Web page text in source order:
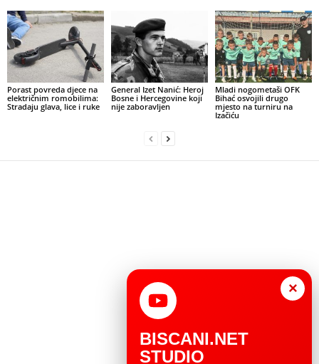
Porast povreda djece na
električnim romobilima:
Stradaju glava, lice i ruke
General Izet Nanić: Heroj
Bosne i Hercegovine koji
nije zaboravljen
Mladi nogometaši OFK
Bihać osvojili drugo
mjesto na turniru na
Izačiću
×
BISCANI.NET
STUDIO